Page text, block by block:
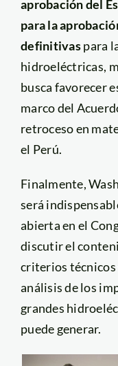
aprobación del
para la
definitivaspara
hidroeléctricas,
busca favorecer
marco del
retroceso en
el Perú.
Finalmente,
será
abierta en el
discutir el
criterios técnicos
análisis de los
grandes
puede generar.